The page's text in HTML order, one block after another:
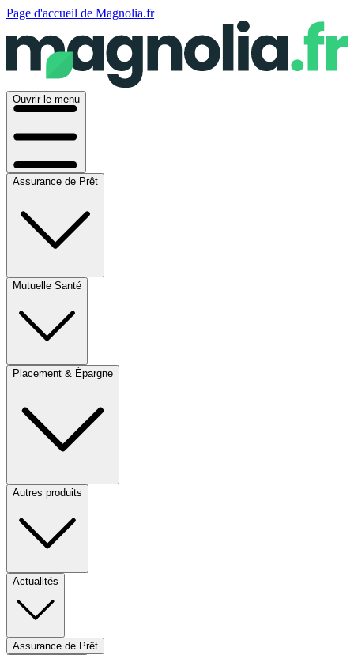
Page d'accueil de Magnolia.fr
Ouvrir le menu
Assurance de Prêt
Mutuelle Santé
Placement & Épargne
Autres produits
Actualités
Assurance de Prêt